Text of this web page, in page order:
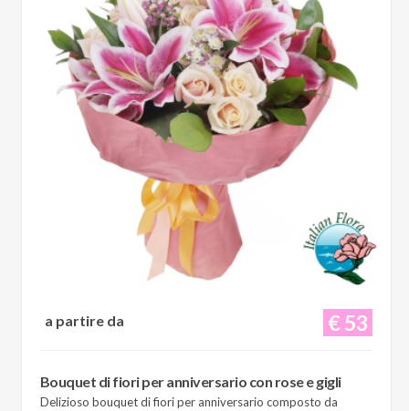
€ 53
a partire da
Bouquet di fiori per anniversario con rose e gigli
Delizioso bouquet di fiori per anniversario composto da